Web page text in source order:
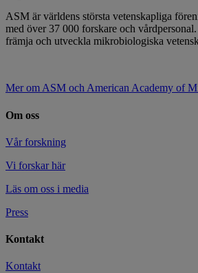
ASM är världens största vetenskapliga
med över 37 000 forskare och
främja och utveckla mikrobiologiska
Mer om ASM och American Academy of
Om oss
Vår forskning
Vi forskar här
Läs om oss i media
Press
Kontakt
Kontakt